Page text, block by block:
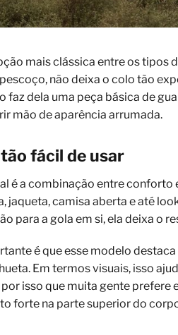
mais clássica entre os tipos
não deixa o colo tão
faz dela uma peça básica de
mão de aparência arrumada.
fácil de usar
é a combinação entre
jaqueta, camisa aberta e até
para a gola em si, ela deixa o
é que esse modelo
Em termos visuais, isso
isso que muita gente
forte na parte superior do